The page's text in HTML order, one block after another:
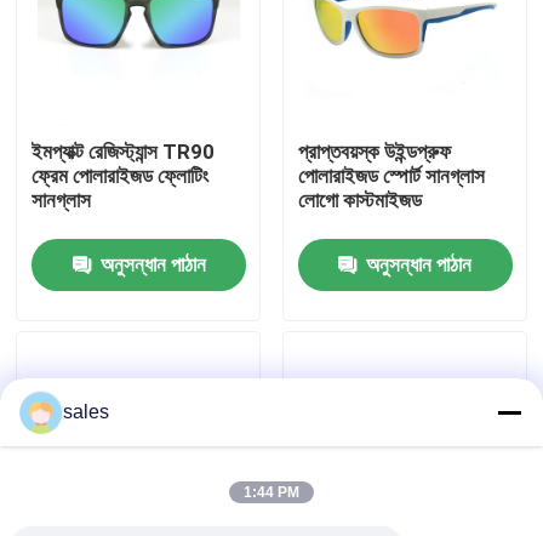
যোগাযোগ করুন
খবর
কেস
এন্টি কুয়াশা সাঁতার গগলস
ইমপ্যাক্ট রেজিস্ট্যান্স TR90
ফ্রেম পোলারাইজড ফ্লোটিং
সানগ্লাস
অনুসন্ধান পাঠান
প্রাপ্তবয়স্ক উইন্ডপ্রুফ
পোলারাইজড স্পোর্ট সানগ্লাস
লোগো কাস্টমাইজড
অনুসন্ধান পাঠান
sales
1:44 PM